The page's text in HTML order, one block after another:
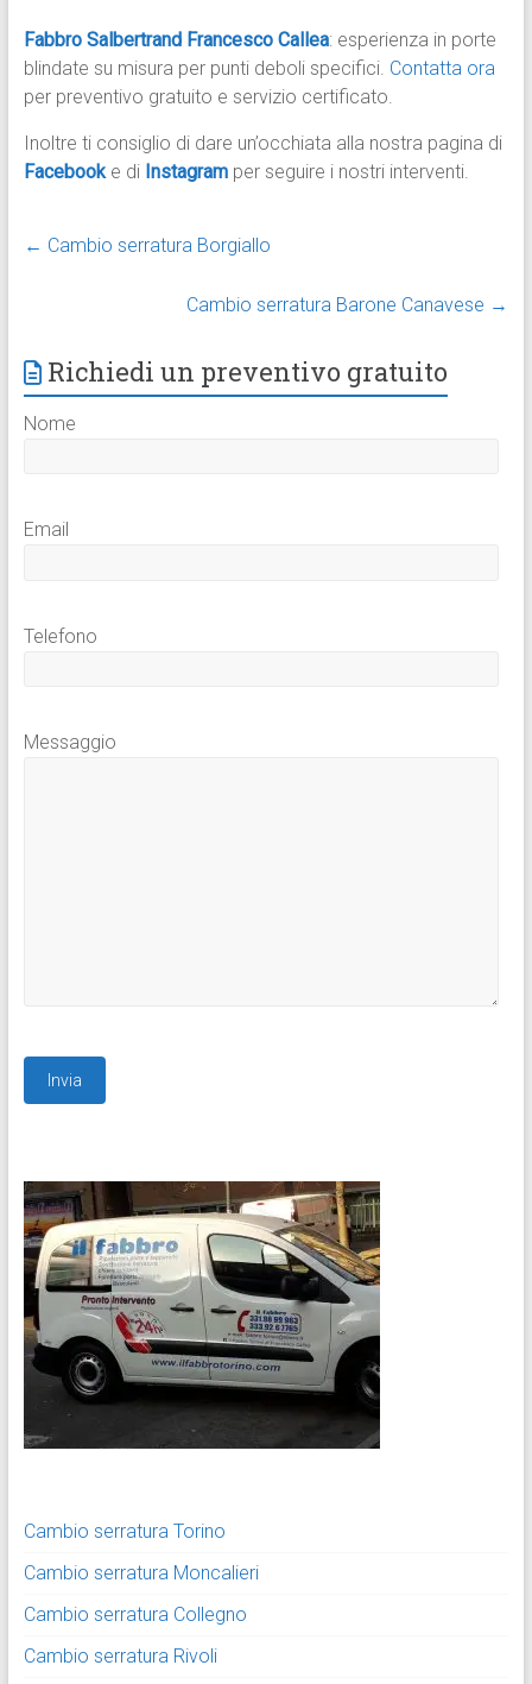
Fabbro Salbertrand Francesco Callea: esperienza in porte
blindate su misura per punti deboli specifici. Contatta ora
per preventivo gratuito e servizio certificato.
Inoltre ti consiglio di dare un’occhiata alla nostra pagina di
Facebook e di Instagram per seguire i nostri interventi.
← Cambio serratura Borgiallo
Cambio serratura Barone Canavese →
Richiedi un preventivo gratuito
Nome
Email
Telefono
Messaggio
Cambio serratura Torino
Cambio serratura Moncalieri
Cambio serratura Collegno
Cambio serratura Rivoli